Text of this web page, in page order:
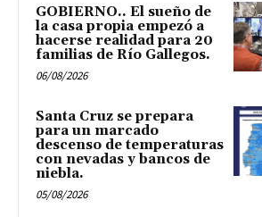
GOBIERNO.. El sueño de
la casa propia empezó a
hacerse realidad para 20
familias de Río Gallegos.
06/08/2026
Santa Cruz se prepara
para un marcado
descenso de temperaturas
con nevadas y bancos de
niebla.
05/08/2026